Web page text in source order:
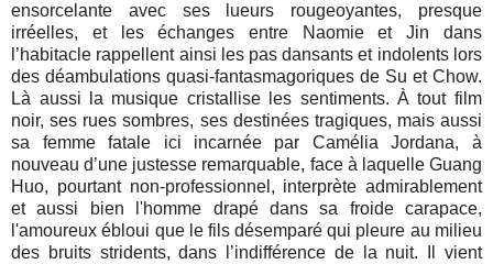
ensorcelante avec ses lueurs rougeoyantes, presque
irréelles, et les échanges entre Naomie et Jin dans
l’habitacle rappellent ainsi les pas dansants et indolents lors
des déambulations quasi-fantasmagoriques de Su et Chow.
Là aussi la musique cristallise les sentiments. À tout film
noir, ses rues sombres, ses destinées tragiques, mais aussi
sa femme fatale ici incarnée par Camélia Jordana, à
nouveau d’une justesse remarquable, face à laquelle Guang
Huo, pourtant non-professionnel, interprète admirablement
et aussi bien l'homme drapé dans sa froide carapace,
l'amoureux ébloui que le fils désemparé qui pleure au milieu
des bruits stridents, dans l’indifférence de la nuit.
Il vient